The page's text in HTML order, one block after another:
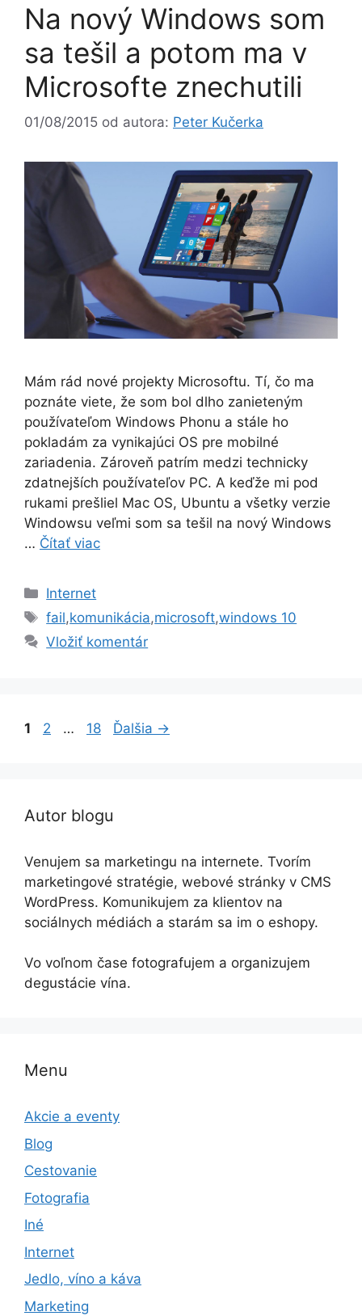
Na nový Windows som
sa tešil a potom ma v
Microsofte znechutili
01/08/2015 od autora: Peter Kučerka
Mám rád nové projekty Microsoftu. Tí, čo ma
poznáte viete, že som bol dlho zanieteným
používateľom Windows Phonu a stále ho
pokladám za vynikajúci OS pre mobilné
zariadenia. Zároveň patrím medzi technicky
zdatnejších používateľov PC. A keďže mi pod
rukami prešliel Mac OS, Ubuntu a všetky verzie
Windowsu veľmi som sa tešil na nový Windows
… Čítať viac
Kategórie
Internet
Značky
fail,komunikácia,microsoft,windows 10
Vložiť komentár
Stránka
1 Stránka
2 … Stránka
18 Ďalšia →
Autor blogu
Venujem sa marketingu na internete. Tvorím
marketingové stratégie, webové stránky v CMS
WordPress. Komunikujem za klientov na
sociálnych médiách a starám sa im o eshopy.
Vo voľnom čase fotografujem a organizujem
degustácie vína.
Menu
Akcie a eventy
Blog
Cestovanie
Fotografia
Iné
Internet
Jedlo, víno a káva
Marketing